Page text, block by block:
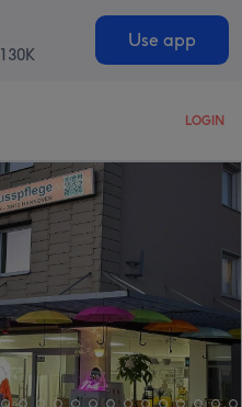
130K
Use app
LOGIN